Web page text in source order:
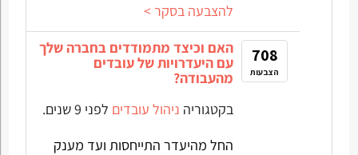
להצבעה בסקר >
708
הצבעות
האם וכיצד מתמודדים בחברה שלך
עם היעדרויות של עובדים
מהעבודה?
בקטגוריה ניהול עובדים לפני 9 שנים.
החל מהיעדר התייחסות ועד מענק